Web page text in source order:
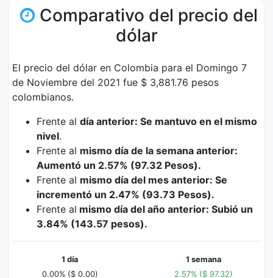
Comparativo del precio del
dólar
El precio del dólar en Colombia para el Domingo 7
de Noviembre del 2021 fue $ 3,881.76 pesos
colombianos.
Frente al día anterior: Se mantuvo en el mismo
nivel.
Frente al mismo día de la semana anterior:
Aumentó un 2.57% (97.32 Pesos).
Frente al mismo día del mes anterior: Se
incrementó un 2.47% (93.73 Pesos).
Frente al mismo día del año anterior: Subió un
3.84% (143.57 pesos).
1 día
0.00% ($ 0.00)
1 semana
2.57% ($ 97.32)